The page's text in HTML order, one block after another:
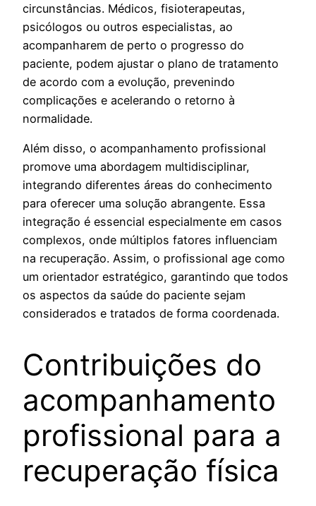
circunstâncias. Médicos, fisioterapeutas,
psicólogos ou outros especialistas, ao
acompanharem de perto o progresso do
paciente, podem ajustar o plano de tratamento
de acordo com a evolução, prevenindo
complicações e acelerando o retorno à
normalidade.
Além disso, o acompanhamento profissional
promove uma abordagem multidisciplinar,
integrando diferentes áreas do conhecimento
para oferecer uma solução abrangente. Essa
integração é essencial especialmente em casos
complexos, onde múltiplos fatores influenciam
na recuperação. Assim, o profissional age como
um orientador estratégico, garantindo que todos
os aspectos da saúde do paciente sejam
considerados e tratados de forma coordenada.
Contribuições do
acompanhamento
profissional para a
recuperação física